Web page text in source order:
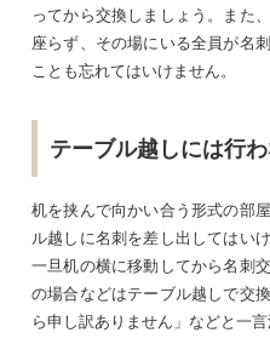
ってから交換しましょう。また
座らず、その場にいる全員が名
ことも忘れてはいけません。
テーブル越しには行
机を挟んで向かい合う形式の部
ル越しに名刺を差し出してはい
一旦机の横に移動してから名刺
の場合などはテーブル越しで交
ら申し訳ありません」などと一